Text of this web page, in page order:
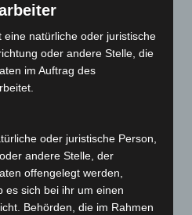
der Begegnung“ in
21 neue
natürliche oder juristische
oder andere Stelle, die
im Auftrag des
oder juristische Person,
andere Stelle, der
offengelegt werden,
es sich bei ihr um einen
Behörden, die im Rahmen